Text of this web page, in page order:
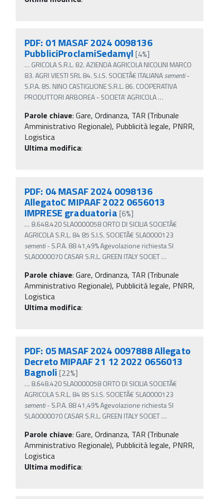
PDF: 01 MASAF 2024 0098136
PubbliciProclamiSedamyl [4%]
… GRICOLA S.R.L. 82. AZIENDA AGRICOLA NICOLINI MARCO
83. AGRI VIESTI SRL 84. S.I.S. SOCIETÃ€ ITALIANAsementi-
S.P.A. 85. NINO CASTIGLIONE S.R.L. 86. COOPERATIVA
PRODUTTORI ARBOREA - SOCIETA' AGRICOLA…
Parole chiave: Gare, Ordinanza, TAR (Tribunale
Amministrativo Regionale), Pubblicità legale, PNRR,
Logistica
Ultima modifica:
PDF: 04 MASAF 2024 0098136
AllegatoC MIPAAF 2022 0656013
IMPRESE graduatoria [6%]
… 8.648.420 SLA0000058 ORTO DI SICILIA SOCIETÃ€
AGRICOLA S.R.L. 84 85 S.I.S. SOCIETÃ€ SLA0000123
sementi- S.P.A. 88 41,49% Agevolazione richiesta SI
SLA0000070 CASAR S.R.L. GREEN ITALY SOCIET…
Parole chiave: Gare, Ordinanza, TAR (Tribunale
Amministrativo Regionale), Pubblicità legale, PNRR,
Logistica
Ultima modifica:
PDF: 05 MASAF 2024 0097888 Allegato
Decreto MIPAAF 21 12 2022 0656013
Bagnoli [22%]
… 8.648.420 SLA0000058 ORTO DI SICILIA SOCIETÃ€
AGRICOLA S.R.L. 84 85 S.I.S. SOCIETÃ€ SLA0000123
sementi- S.P.A. 88 41,49% Agevolazione richiesta SI
SLA0000070 CASAR S.R.L. GREEN ITALY SOCIET…
Parole chiave: Gare, Ordinanza, TAR (Tribunale
Amministrativo Regionale), Pubblicità legale, PNRR,
Logistica
Ultima modifica: